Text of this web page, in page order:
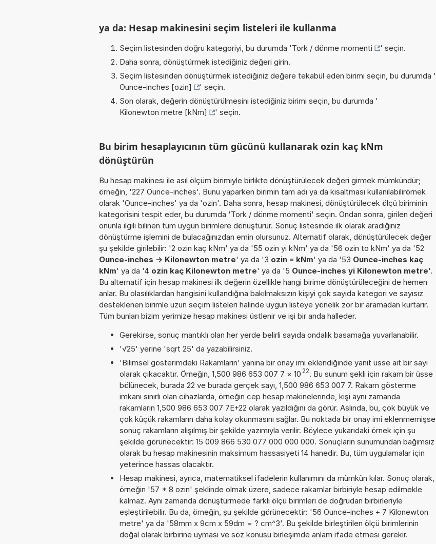
ya da: Hesap makinesini seçim listeleri ile kullanma
Seçim listesinden doğru kategoriyi, bu durumda 'Tork / dönme momenti
' seçin.
Daha sonra, dönüştürmek istediğiniz değeri girin.
Seçim listesinden dönüştürmek istediğiniz değere tekabül eden birimi seçin, bu durumda '
Ounce-inches [ozin]
' seçin.
Son olarak, değerin dönüştürülmesini istediğiniz birimi seçin, bu durumda '
Kilonewton metre [kNm]
' seçin.
Bu birim hesaplayıcının tüm gücünü kullanarak ozin kaç kNm
dönüştürün
Bu hesap makinesi ile asıl ölçüm birimiyle birlikte dönüştürülecek değeri girmek mümkündür;
örneğin, '227 Ounce-inches'. Bunu yaparken birimin tam adı ya da kısaltması kullanılabilirörnek
olarak 'Ounce-inches' ya da 'ozin'. Daha sonra, hesap makinesi, dönüştürülecek ölçü biriminin
kategorisini tespit eder, bu durumda 'Tork / dönme momenti' seçin. Ondan sonra, girilen değeri
onunla ilgili bilinen tüm uygun birimlere dönüştürür. Sonuç listesinde ilk olarak aradığınız
dönüştürme işlemini de bulacağınızdan emin olursunuz. Alternatif olarak, dönüştürülecek değer
şu şekilde girilebilir: '2 ozin kaç kNm' ya da '55 ozin yi kNm' ya da '56 ozin to kNm' ya da '52
Ounce-inches -> Kilonewton metre' ya da '3 ozin = kNm' ya da '53 Ounce-inches kaç
kNm' ya da '4 ozin kaç Kilonewton metre' ya da '5 Ounce-inches yi Kilonewton metre'.
Bu alternatif için hesap makinesi ilk değerin özellikle hangi birime dönüştürüleceğini de hemen
anlar. Bu olasılıklardan hangisini kullandığına bakılmaksızın kişiyi çok sayıda kategori ve sayısız
desteklenen birimle uzun seçim listeleri halinde uygun listeye yönelik zor bir aramadan kurtarır.
Tüm bunları bizim yerimize hesap makinesi üstlenir ve işi bir anda halleder.
Gerekirse, sonuç mantıklı olan her yerde belirli sayıda ondalık basamağa yuvarlanabilir.
'√25' yerine 'sqrt 25' da yazabilirsiniz.
'Bilimsel gösterimdeki Rakamların' yanına bir onay imi eklendiğinde yanıt üsse ait bir sayı
olarak çıkacaktır. Örneğin, 1,500 986 653 007 7 × 10 22. Bu sunum şekli için rakam bir üsse
bölünecek, burada 22 ve burada gerçek sayı, 1,500 986 653 007 7. Rakam gösterme
imkanı sınırlı olan cihazlarda, örneğin cep hesap makinelerinde, kişi aynı zamanda
rakamların 1,500 986 653 007 7E+22 olarak yazıldığını da görür. Aslında, bu, çok büyük ve
çok küçük rakamların daha kolay okunmasını sağlar. Bu noktada bir onay imi eklenmemişse
sonuç rakamların alışılmış bir şekilde yazımıyla verilir. Böylece yukarıdaki örnek için şu
şekilde görünecektir: 15 009 866 530 077 000 000 000. Sonuçların sunumundan bağımsız
olarak bu hesap makinesinin maksimum hassasiyeti 14 hanedir. Bu, tüm uygulamalar için
yeterince hassas olacaktır.
Hesap makinesi, ayrıca, matematiksel ifadelerin kullanımını da mümkün kılar. Sonuç olarak,
örneğin '57 * 8 ozin' şeklinde olmak üzere, sadece rakamlar birbiriyle hesap edilmekle
kalmaz. Aynı zamanda dönüştürmede farklı ölçü birimleri de doğrudan birbirleriyle
eşleştirilebilir. Bu da, örneğin, şu şekilde görünecektir: '56 Ounce-inches + 7 Kilonewton
metre' ya da '58mm x 9cm x 59dm = ? cm^3'. Bu şekilde birleştirilen ölçü birimlerinin
doğal olarak birbirine uyması ve söz konusu birleşimde anlam ifade etmesi gerekir.